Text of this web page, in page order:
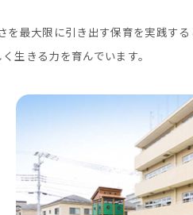
最大限に引き出す保育を実践する
生きる力を育んでいます。